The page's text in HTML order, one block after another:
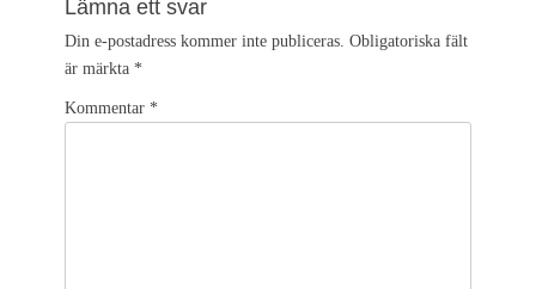
Lämna ett svar
Din e-postadress kommer inte publiceras. Obligatoriska fält
är märkta *
Kommentar *